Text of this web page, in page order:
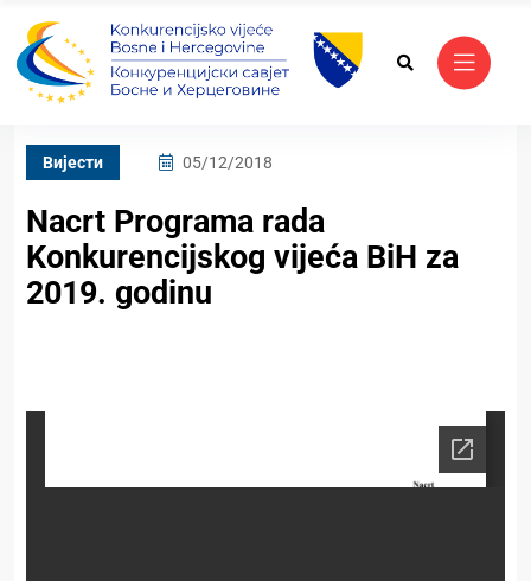
Вијести 05/12/2018
Nacrt Programa rada
Konkurencijskog vijeća BiH za
2019. godinu